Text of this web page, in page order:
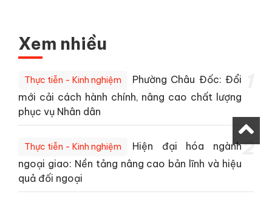
Xem nhiều
Thực tiễn - Kinh nghiệm
Phường Châu Đốc: Đổi
mới cải cách hành chính, nâng cao chất lượng
phục vụ Nhân dân
Thực tiễn - Kinh nghiệm
Hiện đại hóa ngành
ngoại giao: Nền tảng nâng cao bản lĩnh và hiệu
quả đối ngoại
2